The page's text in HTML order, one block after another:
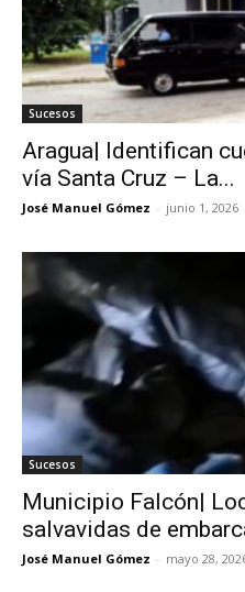
Sucesos
Aragua| Identifican
vía Santa Cruz – La...
José Manuel Gómez - junio 1, 2026
Sucesos
Municipio Falcón|
salvavidas de
José Manuel Gómez - mayo 28,